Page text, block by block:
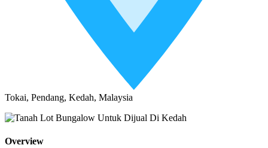
Tokai, Pendang, Kedah, Malaysia
Overview